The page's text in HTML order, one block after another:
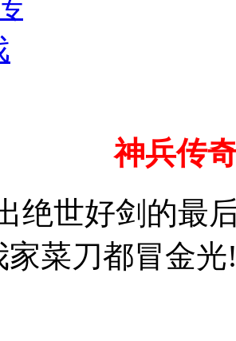
神兵传
绝世好剑的最
家菜刀都冒金